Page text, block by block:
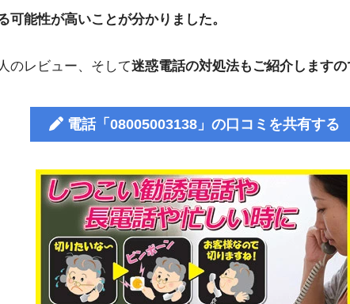
可能性が高いことが分かりました。
のレビュー、そして迷惑電話の対処法もご紹介します
電話「08005003138」の口コミを共有する